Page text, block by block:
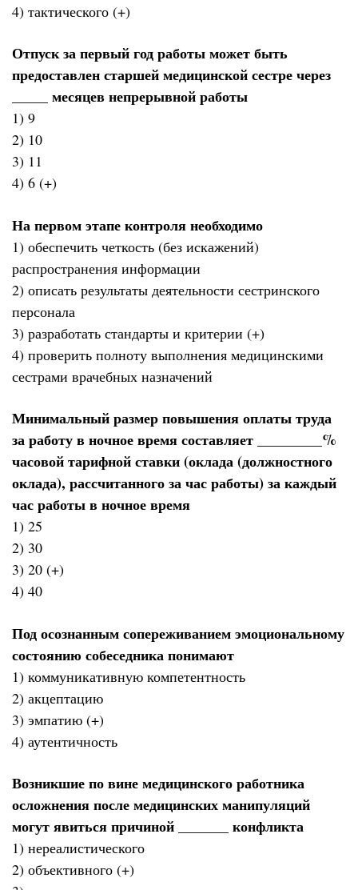
4) тактического (+)
Отпуск за первый год работы может быть
предоставлен старшей медицинской сестре через
_____ месяцев непрерывной работы
1) 9
2) 10
3) 11
4) 6 (+)
На первом этапе контроля необходимо
1) обеспечить четкость (без искажений)
распространения информации
2) описать результаты деятельности сестринского
персонала
3) разработать стандарты и критерии (+)
4) проверить полноту выполнения медицинскими
сестрами врачебных назначений
Минимальный размер повышения оплаты труда
за работу в ночное время составляет _________%
часовой тарифной ставки (оклада (должностного
оклада), рассчитанного за час работы) за каждый
час работы в ночное время
1) 25
2) 30
3) 20 (+)
4) 40
Под осознанным сопереживанием эмоциональному
состоянию собеседника понимают
1) коммуникативную компетентность
2) акцептацию
3) эмпатию (+)
4) аутентичность
Возникшие по вине медицинского работника
осложнения после медицинских манипуляций
могут явиться причиной _______ конфликта
1) нереалистического
2) объективного (+)